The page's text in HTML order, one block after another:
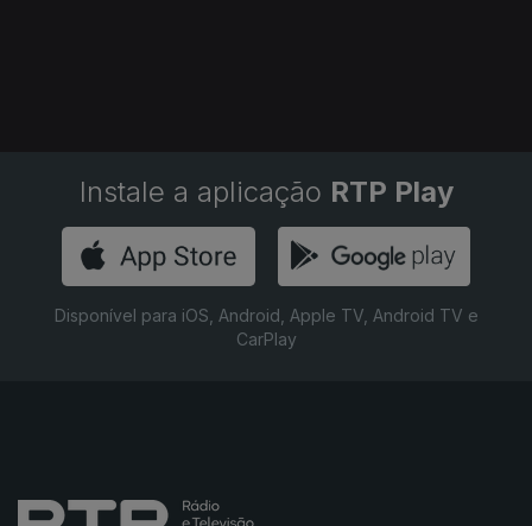
Instale a aplicação RTP Play
Disponível para iOS, Android, Apple TV, Android TV e
CarPlay